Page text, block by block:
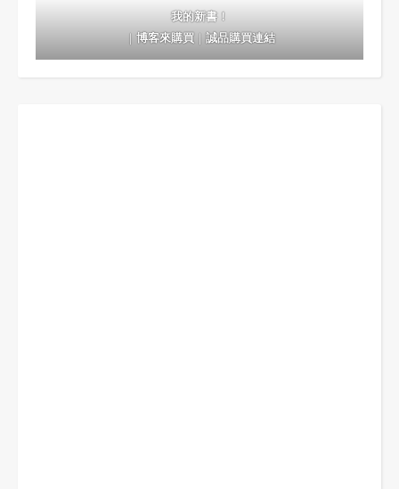
我的新書！
｜博客來購買｜誠品購買連結